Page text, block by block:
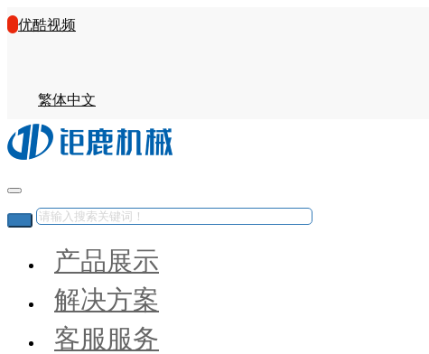
优酷视频
繁体中文
产品展示
解决方案
客服服务